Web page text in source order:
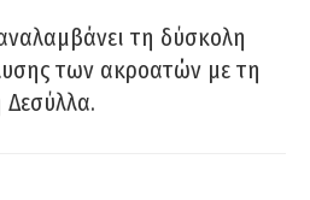
τη δύσκολη
των ακροατών με τη
Δεσύλλα.